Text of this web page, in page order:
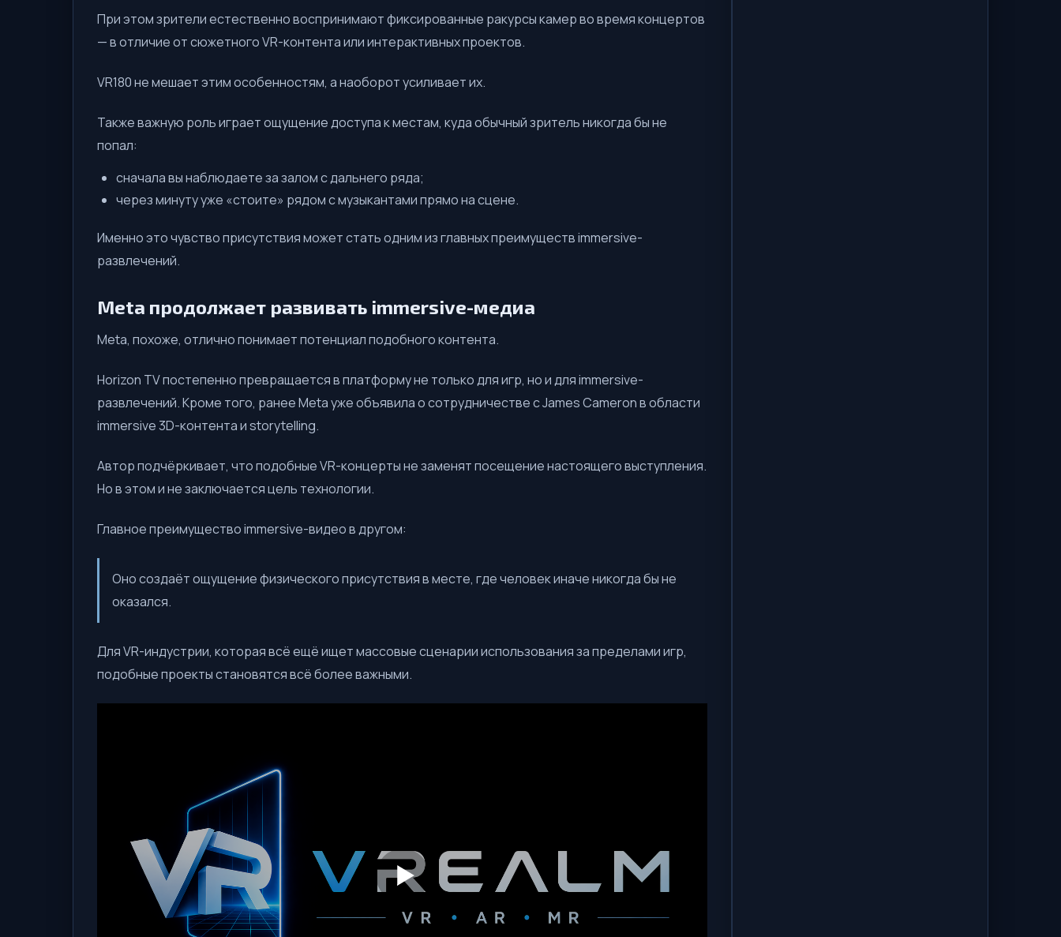
При этом зрители естественно воспринимают фиксированные ракурсы камер во время концертов
— в отличие от сюжетного VR-контента или интерактивных проектов.
VR180 не мешает этим особенностям, а наоборот усиливает их.
Также важную роль играет ощущение доступа к местам, куда обычный зритель никогда бы не
попал:
сначала вы наблюдаете за залом с дальнего ряда;
через минуту уже «стоите» рядом с музыкантами прямо на сцене.
Именно это чувство присутствия может стать одним из главных преимуществ immersive-
развлечений.
Meta продолжает развивать immersive-медиа
Meta, похоже, отлично понимает потенциал подобного контента.
Horizon TV постепенно превращается в платформу не только для игр, но и для immersive-
развлечений. Кроме того, ранее Meta уже объявила о сотрудничестве с James Cameron в области
immersive 3D-контента и storytelling.
Автор подчёркивает, что подобные VR-концерты не заменят посещение настоящего выступления.
Но в этом и не заключается цель технологии.
Главное преимущество immersive-видео в другом:
Оно создаёт ощущение физического присутствия в месте, где человек иначе никогда бы не
оказался.
Для VR-индустрии, которая всё ещё ищет массовые сценарии использования за пределами игр,
подобные проекты становятся всё более важными.